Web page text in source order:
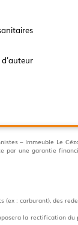
d'auteur
– Immeuble Le
garantie
: carburant), des
la